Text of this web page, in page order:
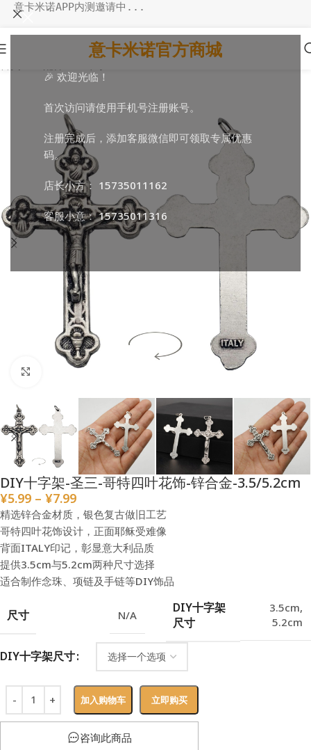
🎉 欢迎光临！
首次访问请使用手机号注册账号。
注册完成后，添加客服微信即可领取专属优惠
码。
店长小方： 15735011162
客服小意：15735011316
意卡米诺APP内测邀请中...
意卡米诺官方商城
点击放大
DIY十字架-圣三-哥特四叶花饰-锌合金-3.5/5.2cm
¥5.99 – ¥7.99
精选锌合金材质，银色复古做旧工艺
哥特四叶花饰设计，正面耶稣受难像
背面ITALY印记，彰显意大利品质
提供3.5cm与5.2cm两种尺寸选择
适合制作念珠、项链及手链等DIY饰品
尺寸 N/A
DIY十字架
尺寸
3.5cm,
5.2cm
DIY十字架尺寸
加入购物车 立即购买
咨询此商品